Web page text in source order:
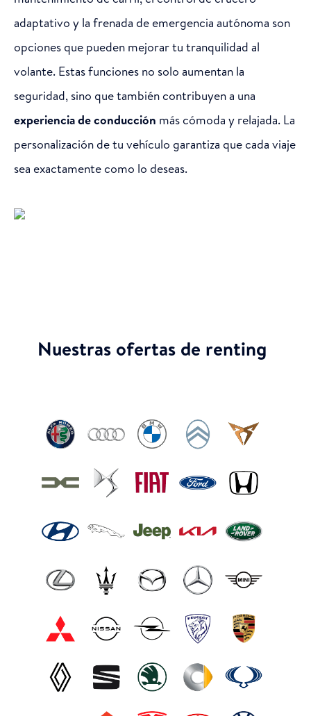
adaptativo y la frenada de emergencia autónoma son
opciones que pueden mejorar tu tranquilidad al
volante. Estas funciones no solo aumentan la
seguridad, sino que también contribuyen a una
experiencia de conducción más cómoda y relajada. La
personalización de tu vehículo garantiza que cada viaje
sea exactamente como lo deseas.
Nuestras ofertas de renting